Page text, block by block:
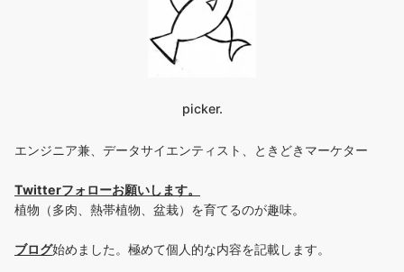
picker.
エンジニア兼、データサイエンティスト、ときどきマーケター
Twitterフォローお願いします。
植物（多肉、熱帯植物、盆栽）を育てるのが趣味。
ブログ始めました。極めて個人的な内容を記載します。